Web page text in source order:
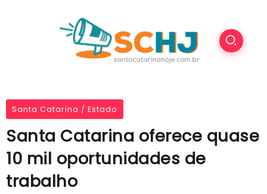
Santa Catarina / Estado
Santa Catarina oferece quase
10 mil oportunidades de
trabalho